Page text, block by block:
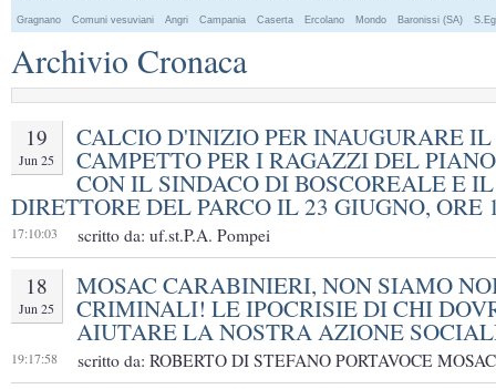
Gragnano Comuni vesuviani Angri Campania Caserta Ercolano Mondo Baronissi (SA)
Archivio Cronaca
19
Jun 25
CALCIO D'INIZIO PER INAUGURARE IL
CAMPETTO PER I RAGAZZI DEL
CON IL SINDACO DI BOSCOREALE E IL
DIRETTORE DEL PARCO IL 23 GIUGNO, ORE
17:10:03 scritto da: uf.st.P.A. Pompei
18
Jun 25
MOSAC CARABINIERI, NON SIAMO
CRIMINALI! LE IPOCRISIE DI CHI
AIUTARE LA NOSTRA AZIONE
19:17:58 scritto da: ROBERTO DI STEFANO PORTAVOCE MOSAC